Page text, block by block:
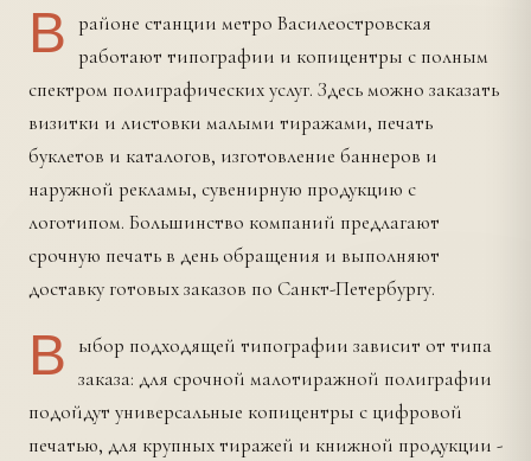
В районе станции метро Василеостровская
работают типографии и копицентры с полным
спектром полиграфических услуг. Здесь можно заказать
визитки и листовки малыми тиражами, печать
буклетов и каталогов, изготовление баннеров и
наружной рекламы, сувенирную продукцию с
логотипом. Большинство компаний предлагают
срочную печать в день обращения и выполняют
доставку готовых заказов по Санкт-Петербургу.
В
ыбор подходящей типографии зависит от типа
заказа: для срочной малотиражной полиграфии
подойдут универсальные копицентры с цифровой
печатью, для крупных тиражей и книжной продукции -